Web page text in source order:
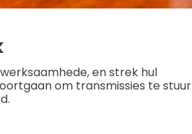
en strek hul
om transmissies te stuur